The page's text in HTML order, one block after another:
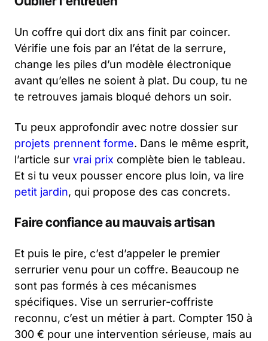
Un coffre qui dort dix ans finit par coincer.
Vérifie une fois par an l’état de la serrure,
change les piles d’un modèle électronique
avant qu’elles ne soient à plat. Du coup, tu ne
te retrouves jamais bloqué dehors un soir.
Tu peux approfondir avec notre dossier sur
projets prennent forme. Dans le même esprit,
l’article sur vrai prix complète bien le tableau.
Et si tu veux pousser encore plus loin, va lire
petit jardin, qui propose des cas concrets.
Faire confiance au mauvais artisan
Et puis le pire, c’est d’appeler le premier
serrurier venu pour un coffre. Beaucoup ne
sont pas formés à ces mécanismes
spécifiques. Vise un serrurier-coffriste
reconnu, c’est un métier à part. Compter 150 à
300 € pour une intervention sérieuse, mais au